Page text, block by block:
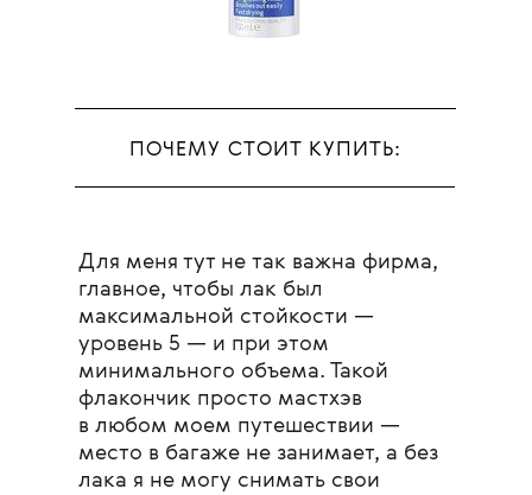
ПОЧЕМУ СТОИТ КУПИТЬ:
Для меня тут не так важна фирма,
главное, чтобы лак был
максимальной стойкости —
уровень 5 — и при этом
минимального объема. Такой
флакончик просто мастхэв
в любом моем путешествии —
место в багаже не занимает, а без
лака я не могу снимать свои